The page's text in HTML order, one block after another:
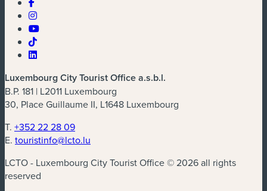
Luxembourg City Tourist Office a.s.b.l.
B.P. 181 | L2011 Luxembourg
30, Place Guillaume II, L1648 Luxembourg
T. +352 22 28 09
E. touristinfo@lcto.lu
LCTO - Luxembourg City Tourist Office © 2026 all rights
reserved